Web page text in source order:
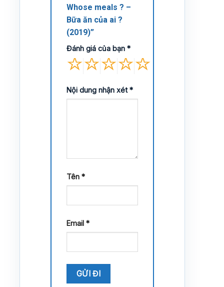
Whose meals ? –
Bữa ăn của ai ?
(2019)”
Đánh giá của bạn *
Nội dung nhận xét*
Tên *
Email *